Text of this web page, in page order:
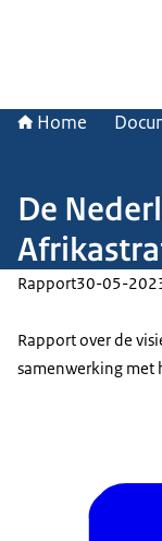
Home
De
Rapport30-05-
Rapport over de
samenwerking met